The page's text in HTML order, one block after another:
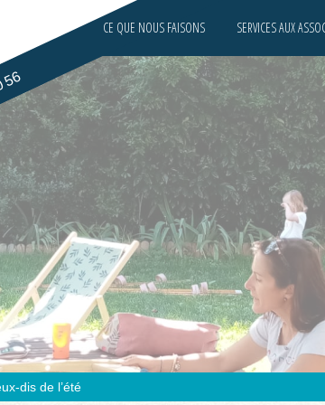
CE QUE NOUS FAISONS SERVICES AUX
dis de l’été